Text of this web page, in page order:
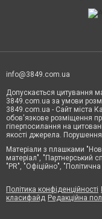
info@3849.com.ua
Допускається цитування
3849.com.ua за умови
3849.com.ua - Сайт міста
обов'язкове розміщення
гіперпосилання на
якості джерела.
Матеріали з плашками
матеріал", "Партнерський
"PR", "Офіційно",
Політика конфіденційності
класифайд Редакційна